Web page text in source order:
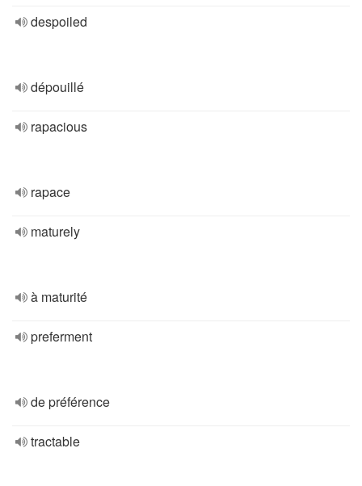
despoiled
dépouillé
rapacious
rapace
maturely
à maturité
preferment
de préférence
tractable